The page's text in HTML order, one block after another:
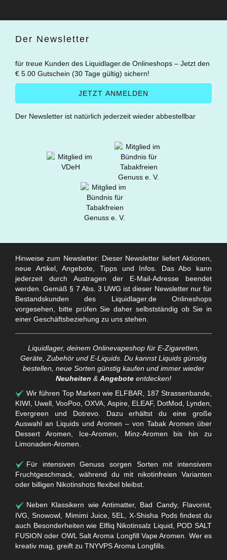
Der Newsletter
für treue Kunden des Liquidlager.de Onlineshops – Jetzt den
€ 5.00 Gutschein (30 Tage gültig) sichern!
Der Newsletter ist natürlich jederzeit wieder abbestellbar
Hinweise zum Newsletter: Dieser Newsletter liefert Aktionen,
neue Artikel, Angebote, Tipps und Infos. Das Abo kann
jederzeit durch Austragen der E-Mail-Adresse beendet
werden. Gemäß § 7 Abs. 3 UWG ist dieser Newsletter nur für
Bestandskunden des Liquidlager.de Onlineshops
vorgesehen, bitte prüfen Sie daher selbstständig ob Sie in
einer Geschäftsbeziehung zu uns stehen.
Liquidlager, deinem Onlinevapeshop für E-Zigaretten,
Geräte, Zubehör und E-Liquids. Du kannst Liquids günstig
bestellen, neue Sorten günstig kaufen und immer wieder
Neuheiten & Angebote entdecken!
Wir führen Top Marken wie ELFBAR, 187 Strassenbande,
KIWI, Uwell, VooPoo, OXVA, Aspire, ELEAF, DotMod, Lynden,
Evergreen und Dotrevo. Dazu erhältst du eine große
Auswahl an Liquids und Aromen – von Tabak Aromen über
Dessert Aromen, Ice-Aromen, Minz-Aromen bis hin zu
Limonaden-Aromen.
Für intensiven Genuss sorgen Sorten mit intensivem
Fruchtgeschmack, während du mit nikotinfreien Varianten
oder billigen Nikotinshots flexibel bleibst.
Neben Klassikern wie Antimatter, Bad Candy, Flavorist,
IVG, Snowowl, Mimimi Juice, 5EL, X-Shisha Pods findest du
auch Besonderheiten wie Elfliq Nikotinsalz Liquid, POD SALT
FUSION oder OWL Salt Aroma Longfill Vape Aromen. Wer es
kreativ mag, greift zu TNYVPS Aroma Longfills.